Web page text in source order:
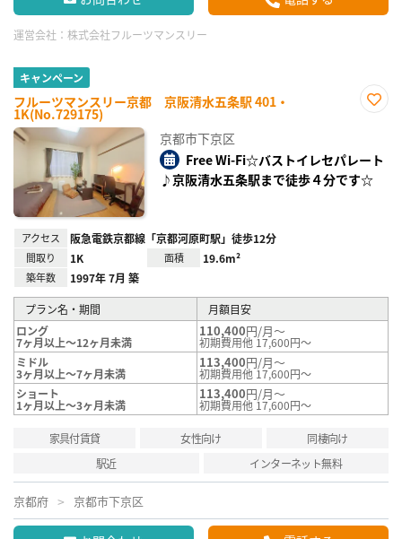
運営会社： 株式会社フルーツマンスリー
キャンペーン
フルーツマンスリー京都 京阪清水五条駅 401・
1K(No.729175)
録
京都市下京区
Free Wi-Fi☆バストイレセパレート
♪京阪清水五条駅まで徒歩４分です☆
アクセス 阪急電鉄京都線「京都河原町駅」徒歩12分
間取り 1K 面積 19.6m²
築年数 1997年 7月 築
プラン名・期間
月額目安
ロング
7ヶ月以上～12ヶ月未満
110,400円/月～
初期費用他 17,600円～
ミドル
3ヶ月以上～7ヶ月未満
113,400円/月～
初期費用他 17,600円～
ショート
1ヶ月以上～3ヶ月未満
113,400円/月～
初期費用他 17,600円～
家具付賃貸 女性向け
同棲向け
駅近
インターネット無料
京都府 京都市下京区